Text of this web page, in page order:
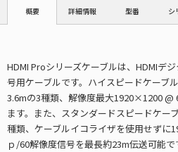
概要 詳細情報 型番 シ
HDMI Proシリーズケーブルは、HDMIデ
号用ケーブルです。ハイスピードケーブ
3.6mの3種類、解像度最大1920×1200 @
ます。また、スタンダードスピードケー
種類、ケーブルイコライザを使用せずに
ｐ/60解像度信号を最長約23m伝送可能